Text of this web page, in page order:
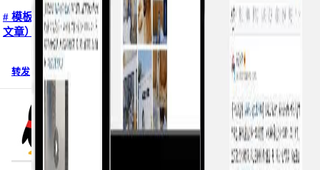
# 模板截图- 电脑版 综合截图- 电脑版 文章截图（此截图只包含1篇
文章）- 手机版 电脑显示首页截图# 模板介绍这是一个来自同...
转发 评论 0 浏览 10971